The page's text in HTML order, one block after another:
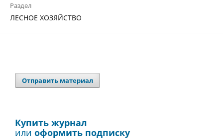
Раздел
ЛЕСНОЕ ХОЗЯЙСТВО
Отправить материал
Купить журнал
или оформить подписку